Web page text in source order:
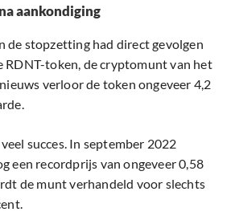
aankondiging
de stopzetting had direct gevolgen
RDNT-token, de cryptomunt van het
verloor de token ongeveer 4,2
succes. In september 2022
een recordprijs van ongeveer 0,58
de munt verhandeld voor slechts